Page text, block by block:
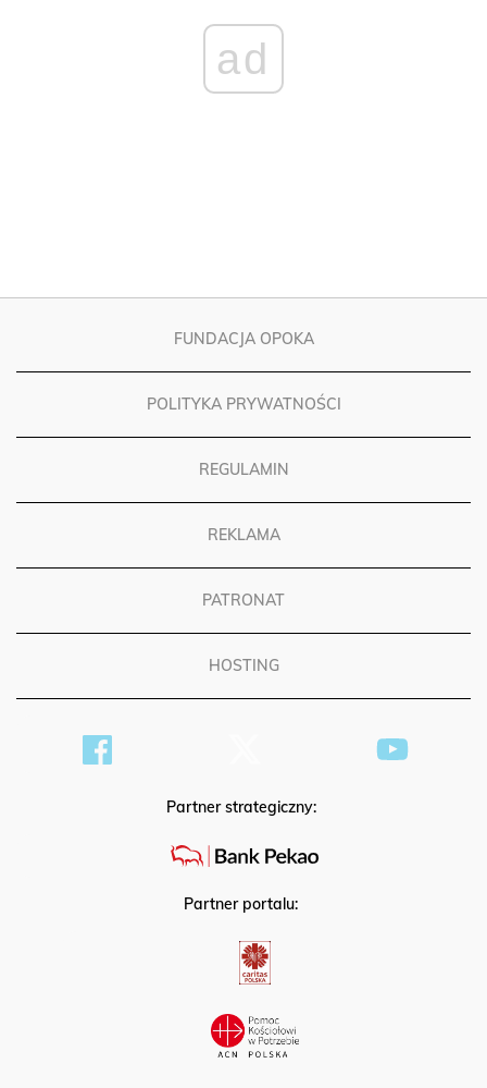
ad
FUNDACJA OPOKA
POLITYKA PRYWATNOŚCI
REGULAMIN
REKLAMA
PATRONAT
HOSTING
Partner strategiczny:
Partner portalu: